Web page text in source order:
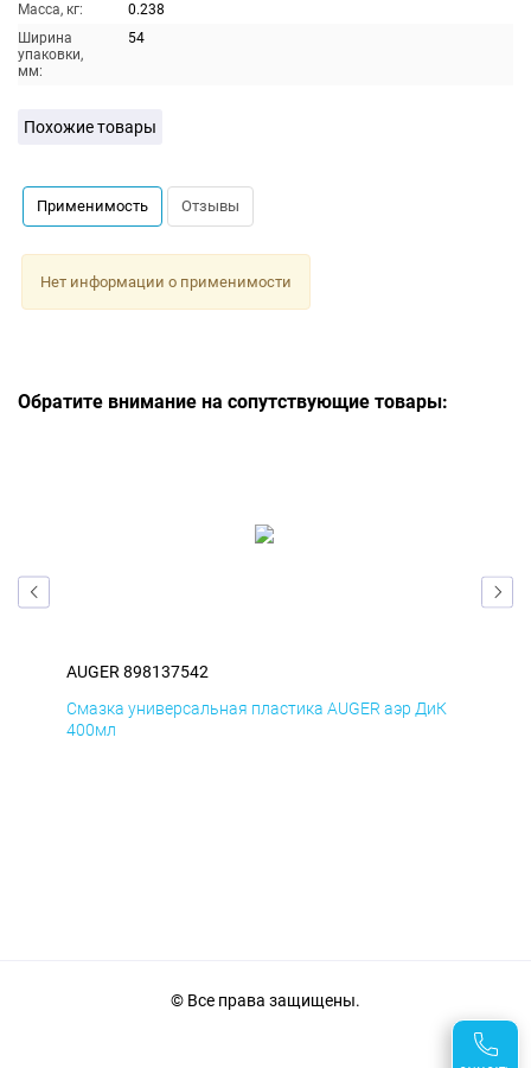
Масса, кг:
0.238
Ширина
упаковки,
мм:
54
Похожие товары
Применимость Отзывы
Нет информации о применимости
Обратите внимание на сопутствующие товары:
AUGER 898137542
Смазка универсальная пластика AUGER аэр ДиК
400мл
© Все права защищены.